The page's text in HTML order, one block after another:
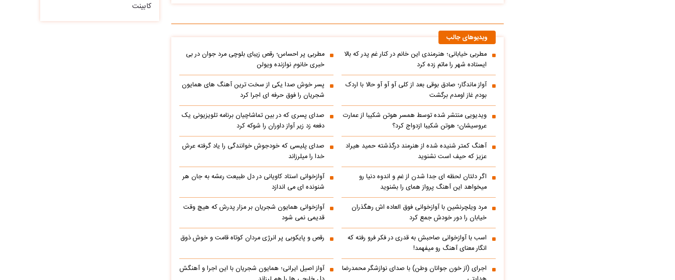
ویدیوهای جالب
مطربی خیابانی؛ هنرمندی این خانم در کنار غم پدر که بالا
ایستاده شهر را ماتم زده کرد
مطربی پر احساس؛ رقص زیبای بلوچی مرد جوان در بی
خبری خانوم نوازنده ویولن
آواز ماندگار؛ صادق بوقی بعد از کلی آو آو آو حالا با اردک
بودم غاز اومدم برگشت
پسر خوش صدا یکی از سخت ترین آهنگ های همایون
شجریان را فوق حرفه ای اجرا کرد
ویدیویی منتشر شده توسط همسر هوتن شکیبا از عمارت
عروسیشان؛ هوتن شکیبا ازدواج کرد؟
صدای پسری که در بین تماشاچیان برنامه تلویزیونی یک
دفعه زد زیر آواز داوران را شوکه کرد
آهنگ کمتر شنیده شده از هنرمند درگذشته حمید هیراد
عزیز که حیف است نشنوید
صدای پلیسی که خودجوش خوانندگی را یاد گرفته عرش
خدا را میلرزاند
اگر دلتان لحظه ای جدا شدن از غم و اندوه دنیا رو
میخواهد این آهنگ پرواز همای را بشنوید
آوازخوانی استاد کاویانی در دل طبیعت رعشه به جان هر
شنونده ای می اندازد
مرد ویلچرنشین با آوازخوانی فوق العاده اش رهگذران
خیابان را دور خودش جمع کرد
آوازخوانی همایون شجریان بر مزار پدرش که هیچ وقت
قدیمی نمی شود
اسب با آوازخوانی صاحبش به قدری در فکر فرو رفته که
انگار معنای آهنگ رو میفهمد!
رقص و پایکوبی پر انرژی مردان کوتاه قامت و خوش ذوق
اجرای (از خون جوانان وطن) با صدای نوازشگر محمدرضا
آواز اصیل ایرانی؛ همایون شجریان با این اجرا و آهنگش
کابینت